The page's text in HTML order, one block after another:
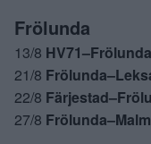
Frölunda
13/8 HV71–Frölunda
21/8
22/8
27/8